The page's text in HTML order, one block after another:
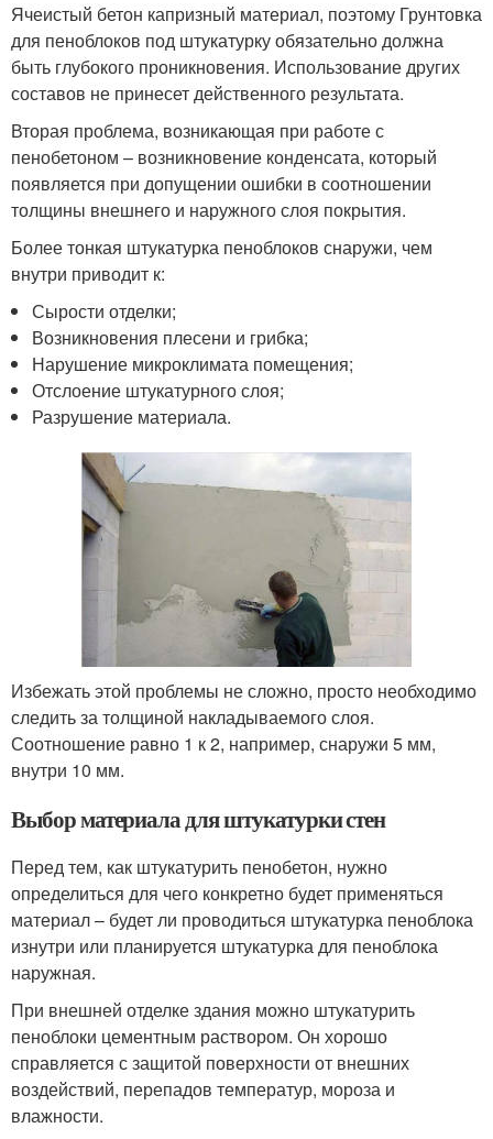
Ячеистый бетон капризный материал, поэтому Грунтовка
для пеноблоков под штукатурку обязательно должна
быть глубокого проникновения. Использование других
составов не принесет действенного результата.
Вторая проблема, возникающая при работе с
пенобетоном – возникновение конденсата, который
появляется при допущении ошибки в соотношении
толщины внешнего и наружного слоя покрытия.
Более тонкая штукатурка пеноблоков снаружи, чем
внутри приводит к:
Сырости отделки;
Возникновения плесени и грибка;
Нарушение микроклимата помещения;
Отслоение штукатурного слоя;
Разрушение материала.
Избежать этой проблемы не сложно, просто необходимо
следить за толщиной накладываемого слоя.
Соотношение равно 1 к 2, например, снаружи 5 мм,
внутри 10 мм.
Выбор материала для штукатурки стен
Перед тем, как штукатурить пенобетон, нужно
определиться для чего конкретно будет применяться
материал – будет ли проводиться штукатурка пеноблока
изнутри или планируется штукатурка для пеноблока
наружная.
При внешней отделке здания можно штукатурить
пеноблоки цементным раствором. Он хорошо
справляется с защитой поверхности от внешних
воздействий, перепадов температур, мороза и
влажности.